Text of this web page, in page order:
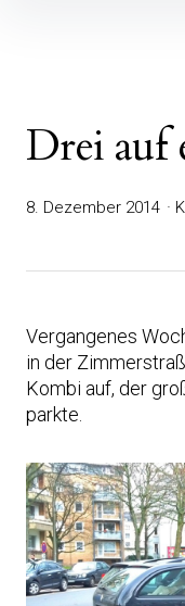
Drei auf
8. Dezember 2014
Vergangenes
in der
Kombi auf, der
parkte.